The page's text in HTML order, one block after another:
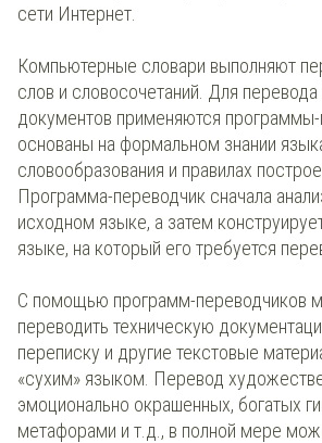
сети Интернет.
Компьютерные словари выполняют
слов и словосочетаний. Для перевода
документов применяются
основаны на формальном знании
словообразования и правилах
Программа-переводчик сначала
исходном языке, а затем
языке, на который его требуется
С помощью программ-переводчиков
переводить техническую
переписку и другие текстовые
«сухим» языком. Перевод
эмоционально окрашенных, богатых
метафорами и т.д., в полной мере